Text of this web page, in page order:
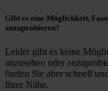
Gibt es eine Möglichkeit,
anzuprobieren?
Leider gibt es keine
anzusehen oder
finden Sie aber schnell
Ihrer Nähe.